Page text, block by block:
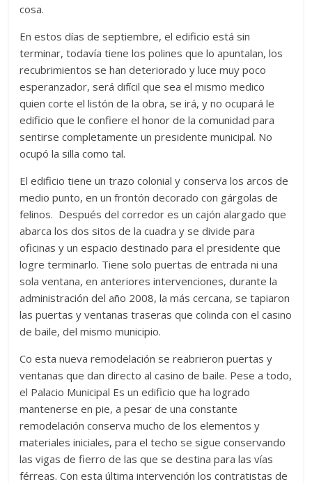
cosa.
En estos días de septiembre, el edificio está sin
terminar, todavía tiene los polines que lo apuntalan, los
recubrimientos se han deteriorado y luce muy poco
esperanzador, será difícil que sea el mismo medico
quien corte el listón de la obra, se irá, y no ocupará le
edificio que le confiere el honor de la comunidad para
sentirse completamente un presidente municipal. No
ocupó la silla como tal.
El edificio tiene un trazo colonial y conserva los arcos de
medio punto, en un frontón decorado con gárgolas de
felinos. Después del corredor es un cajón alargado que
abarca los dos sitos de la cuadra y se divide para
oficinas y un espacio destinado para el presidente que
logre terminarlo. Tiene solo puertas de entrada ni una
sola ventana, en anteriores intervenciones, durante la
administración del año 2008, la más cercana, se tapiaron
las puertas y ventanas traseras que colinda con el casino
de baile, del mismo municipio.
Co esta nueva remodelación se reabrieron puertas y
ventanas que dan directo al casino de baile. Pese a todo,
el Palacio Municipal Es un edificio que ha logrado
mantenerse en pie, a pesar de una constante
remodelación conserva mucho de los elementos y
materiales iniciales, para el techo se sigue conservando
las vigas de fierro de las que se destina para las vías
férreas. Con esta última intervención los contratistas de